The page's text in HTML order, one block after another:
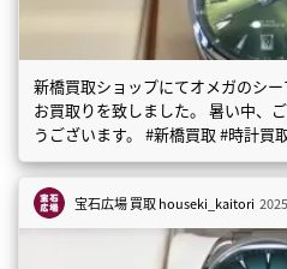
新橋買取ショップにてオメガのシ
お買取りを致しました。 暑い中、
うございます。 #新橋買取 #時計買
宝石広場 買取houseki_kaitori